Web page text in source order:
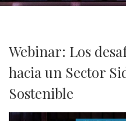
Webinar: Los
hacia un Sector
Sostenible